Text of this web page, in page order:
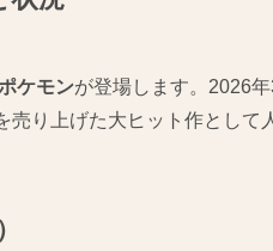
ケモンが登場します。2026
売り上げた大ヒット作として